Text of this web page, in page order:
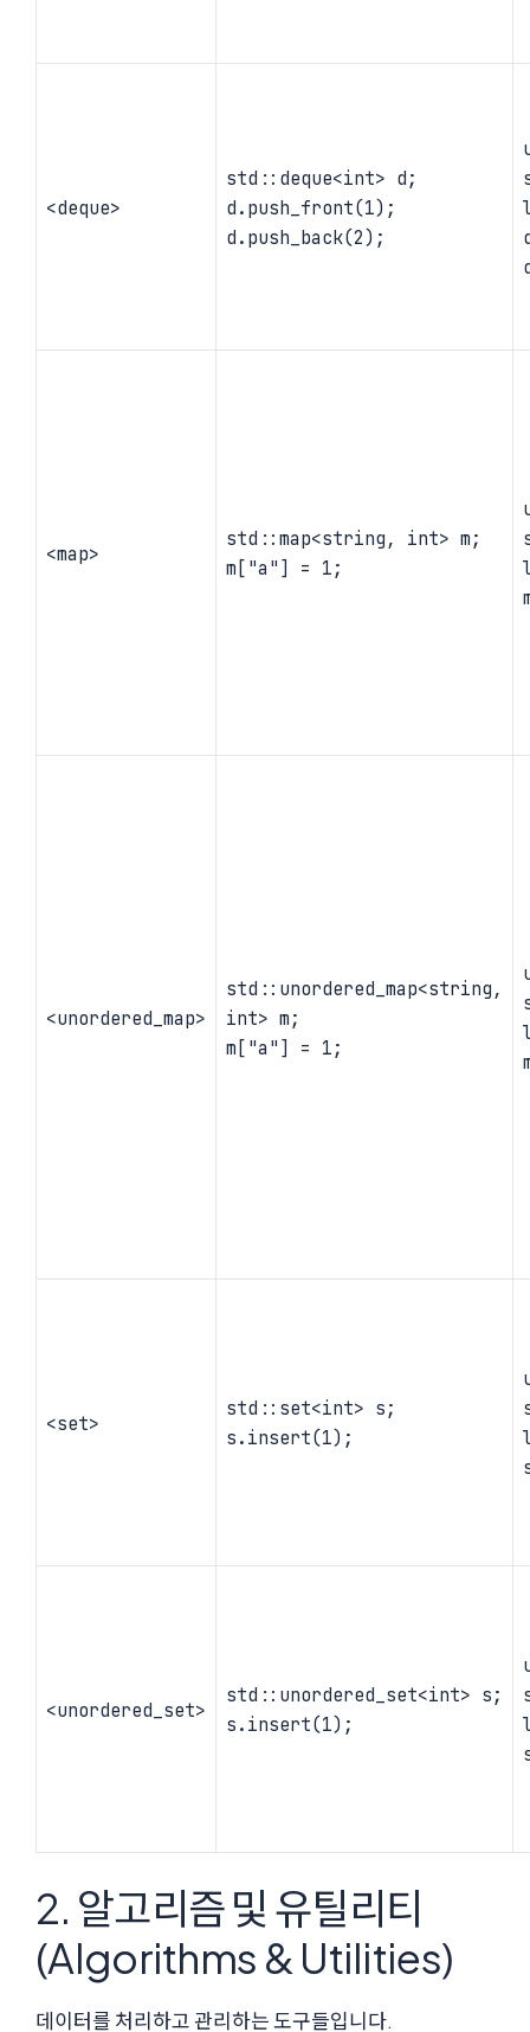
<deque>
std::deque<int> d;
d.push_front(1);
d.push_back(2);
<map>
std::map<string, int> m;
m["a"] = 1;
<unordered_map>
std::unordered_map<string,
int> m;
m["a"] = 1;
<set>
std::set<int> s;
s.insert(1);
<unordered_set>
std::unordered_set<int> s;
s.insert(1);
2. 알고리즘 및 유틸리티
(Algorithms & Utilities)
데이터를 처리하고 관리하는 도구들입니다.